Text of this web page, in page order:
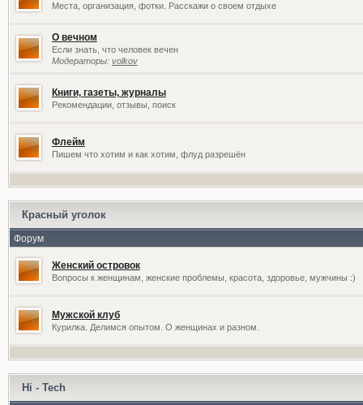
Места, организация, фотки. Расскажи о своем отдыхе
О вечном
Если знать, что человек вечен
Модераторы: volkov
Книги, газеты, журналы
Рекомендации, отзывы, поиск
Флейм
Пишем что хотим и как хотим, флуд разрешён
Красный уголок
Форум
Женский островок
Вопросы к женщинам, женские проблемы, красота, здоровье, мужчины :)
Мужской клуб
Курилка. Делимся опытом. О женщинах и разном.
Hi - Tech